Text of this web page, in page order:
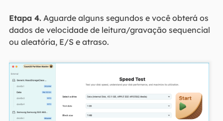
Etapa 4.Aguarde alguns segundos e você obterá os
dados de velocidade de leitura/gravação sequencial
ou aleatória, E/S e atraso.